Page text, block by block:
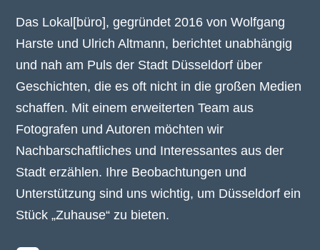
Das Lokal[büro], gegründet 2016 von Wolfgang
Harste und Ulrich Altmann, berichtet unabhängig
und nah am Puls der Stadt Düsseldorf über
Geschichten, die es oft nicht in die großen Medien
schaffen. Mit einem erweiterten Team aus
Fotografen und Autoren möchten wir
Nachbarschaftliches und Interessantes aus der
Stadt erzählen. Ihre Beobachtungen und
Unterstützung sind uns wichtig, um Düsseldorf ein
Stück „Zuhause“ zu bieten.